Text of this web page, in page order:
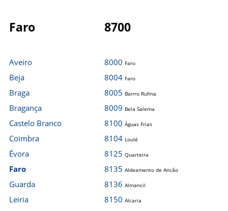
Faro 8700
Aveiro
Beja
Braga
Bragança
Castelo Branco
Coimbra
Évora
Faro
Guarda
Leiria
8000 Faro
8004 Faro
8005 Bairro Rufina
8009 Bela Salema
8100 Águas Frias
8104 Loulé
8125 Quarteira
8135 Aldeamento de Ancão
8136 Almancil
8150 Alcaria